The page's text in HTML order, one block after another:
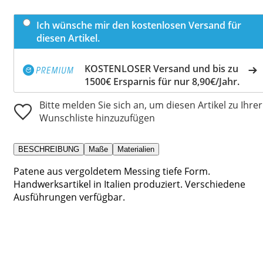
Ich wünsche mir den kostenlosen Versand für
diesen Artikel.
KOSTENLOSER Versand und bis zu
1500€ Ersparnis für nur 8,90€/Jahr.
Bitte melden Sie sich an, um diesen Artikel zu Ihrer
Wunschliste hinzuzufügen
BESCHREIBUNG Maße Materialien
Patene aus vergoldetem Messing tiefe Form.
Handwerksartikel in Italien produziert. Verschiedene
Ausführungen verfügbar.